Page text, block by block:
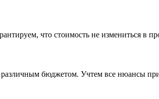
что стоимость не измениться в
бюджетом. Учтем все нюансы